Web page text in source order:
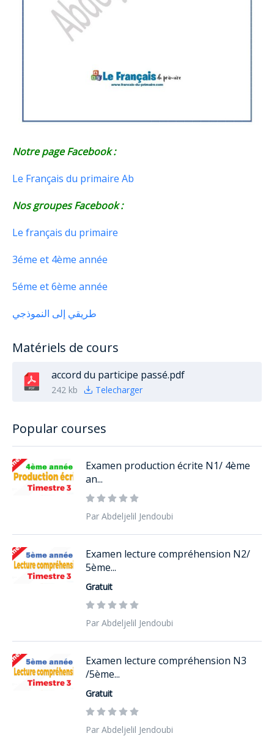
Notre page Facebook :
Le Français du primaire Ab
Nos groupes Facebook :
Le français du primaire
3éme et 4ème année
5éme et 6ème année
طريقي إلى النموذجي
Matériels de cours
accord du participe passé.pdf
242 kb Telecharger
Popular courses
Examen production écrite N1/ 4ème
an...
Par Abdeljelil Jendoubi
Examen lecture compréhension N2/
5ème...
Gratuit
Par Abdeljelil Jendoubi
Examen lecture compréhension N3
/5ème...
Gratuit
Par Abdeljelil Jendoubi